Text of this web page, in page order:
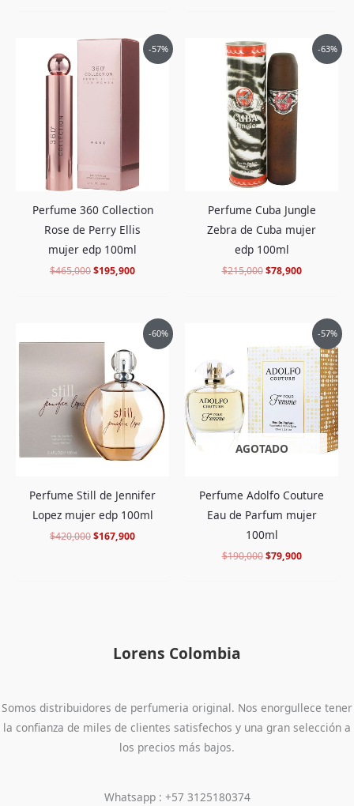
-57%
Perfume 360 Collection
Rose de Perry Ellis
mujer edp 100ml
$465,000
El
original
era:
$195,900
El
precio
actual
-63%
Perfume Cuba Jungle
Zebra de Cuba mujer
edp 100ml
$215,000
El
precio
original
era:
$215,000.
$78,900
precio
actual
-60%
Perfume Still de Jennifer
Lopez mujer edp 100ml
$420,000
precio
original
era:
$420,000.
$167,900
precio
actual
es:
$167,900.
-57%
AGOTADO
Perfume Adolfo Couture
Eau de Parfum mujer
100ml
$190,000
original
era:
$190,000.
$79,900
precio
actual
es:
$79,900.
Lorens Colombia
Somos distribuidores de perfumeria original. Nos enorgullece tener
la confianza de miles de clientes satisfechos y una gran selección a
los precios más bajos.
Whatsapp : +57 3125180374